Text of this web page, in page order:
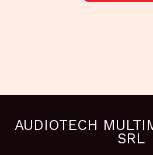
AUDIOTECH
SRL